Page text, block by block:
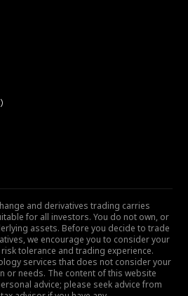
and derivatives trading carries
for all investors. You do not own, or
assets. Before you decide to trade
we encourage you to consider your
tolerance and trading experience.
services that does not consider your
or needs. The content of this website
advice; please seek advice from